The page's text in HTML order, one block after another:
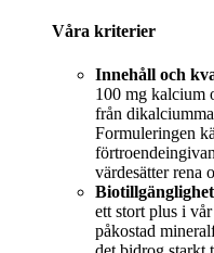
Våra kriterier
Innehåll och
100 mg kalcium
från
Formuleringen
värdesätter rena
ett stort plus i
påkostad